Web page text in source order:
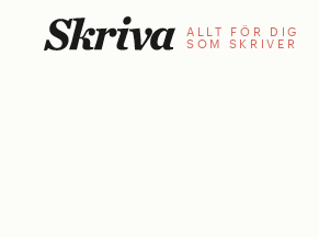
ALLT FÖR DIG
SOM SKRIVER